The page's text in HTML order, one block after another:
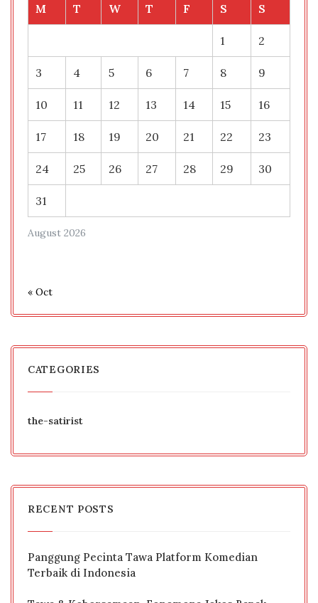
August 2026
M T W T F S S
1 2
3 4 5 6 7 8 9
10 11 12 13 14 15 16
17 18 19 20 21 22 23
24 25 26 27 28 29 30
31
« Oct
CATEGORIES
the-satirist
RECENT POSTS
Panggung Pecinta Tawa Platform Komedian
Terbaik di Indonesia